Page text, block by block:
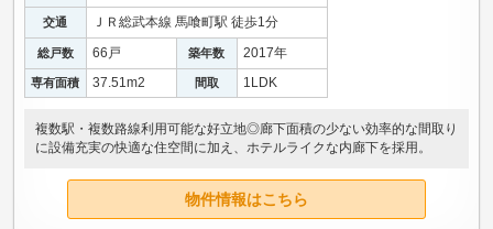
交通 ＪＲ総武本線 馬喰町駅 徒歩1分
総戸数 66戸 築年数 2017年
専有面積 37.51m2 間取 1LDK
複数駅・複数路線利用可能な好立地◎廊下面積の少ない効率的な間取り
に設備充実の快適な住空間に加え、ホテルライクな内廊下を採用。
物件情報はこちら